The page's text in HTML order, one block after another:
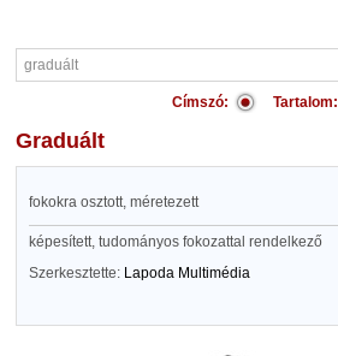
Címszó: Tartalom:
graduált
fokokra osztott, méretezett
képesített, tudományos fokozattal rendelkező
Szerkesztette: Lapoda Multimédia